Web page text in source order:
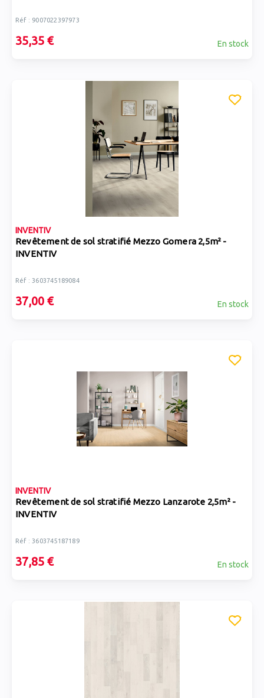
Réf : 9007022397973
35,35 € En stock
INVENTIV
Revêtement de sol stratifié Mezzo Gomera 2,5m² -
INVENTIV
Réf : 3603745189084
37,00 € En stock
INVENTIV
Revêtement de sol stratifié Mezzo Lanzarote 2,5m² -
INVENTIV
Réf : 3603745187189
37,85 € En stock